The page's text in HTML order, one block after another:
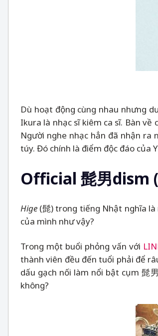
Dù hoạt động cùng nhau nhưng
Ikura là nhạc sĩ kiêm ca sĩ. Bàn về
Người nghe nhạc hẳn đã nhận ra
túy. Đó chính là điểm độc đáo của
Official 髭男dism
Hige (髭) trong tiếng Nhật nghĩa là
của mình như vậy?
Trong một buổi phỏng vấn với
thành viên đều đến tuổi phải để
dấu gạch nối làm nổi bật cụm 髭
không?